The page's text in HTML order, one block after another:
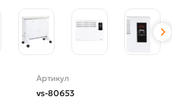
Артикул
vs-80653